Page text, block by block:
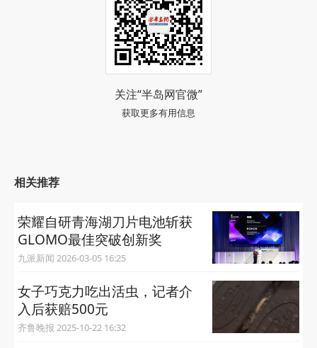
关注“半岛网官微”
获取更多有用信息
相关推荐
荣耀自研青海湖刀片电池斩获
GLOMO最佳突破创新奖
九派新闻 2026-03-05 16:25
女子巧克力吃出活虫，记者介
入后获赔500元
齐鲁晚报 2025-10-22 16:32